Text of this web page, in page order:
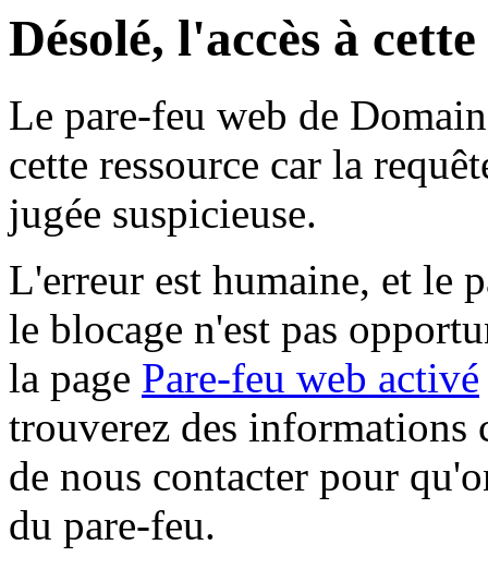
Désolé, l'accès à
Le pare-feu web de
cette ressource car la
jugée suspicieuse.
L'erreur est humaine, et le
le blocage n'est pas
la page Pare-feu web activé
trouverez des informations
de nous contacter pour
du pare-feu.